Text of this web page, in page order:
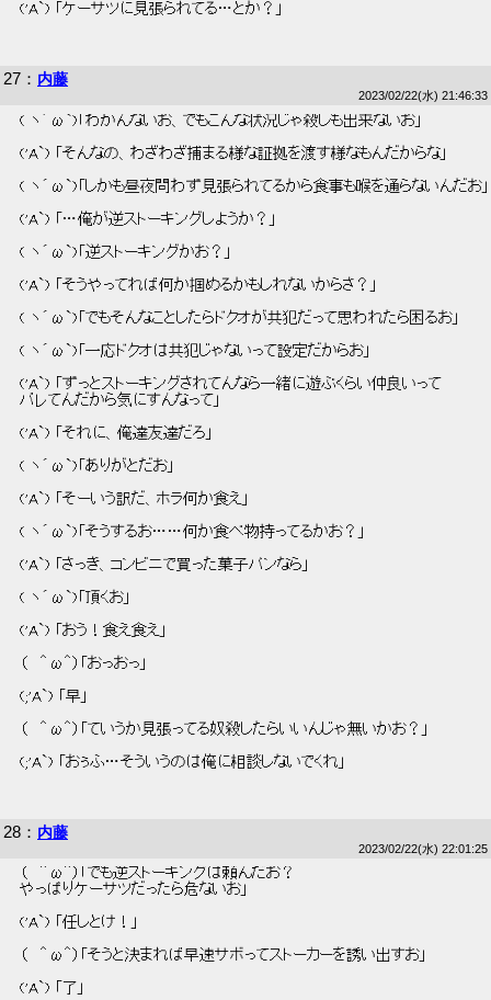
('A`) 「ケーサツに見張られてる…とか？」
27 ： 内藤
2023/02/22(水) 21:46:33
( ヽ´ω`)「わかんないお、でもこんな状況じゃ殺しも出来ないお」
('A`) 「そんなの、わざわざ捕まる様な証拠を渡す様なもんだからな」
( ヽ´ω`)「しかも昼夜問わず見張られてるから食事も喉を通らないんだお
('A`) 「…俺が逆ストーキングしようか？」
( ヽ´ω`)「逆ストーキングかお？」
('A`) 「そうやってれば何か掴めるかもしれないからさ？」
( ヽ´ω`)「でもそんなことしたらドクオが共犯だって思われたら困るお」
( ヽ´ω`)「一応ドクオは共犯じゃないって設定だからお」
('A`) 「ずっとストーキングされてんなら一緒に遊ぶくらい仲良いって
バレてんだから気にすんなって」
('A`) 「それに、俺達友達だろ」
( ヽ´ω`)「ありがとだお」
('A`) 「そーいう訳だ、ホラ何か食え」
( ヽ´ω`)「そうするお……何か食べ物持ってるかお？」
('A`) 「さっき、コンビニで買った菓子パンなら」
( ヽ´ω`)「頂くお」
('A`) 「おう！食え食え」
（   ＾ω＾）「おっおっ」
(;'A`) 「早」
（   ＾ω＾）「ていうか見張ってる奴殺したらいいんじゃ無いかお？」
(;'A`) 「おぅふ…そういうのは俺に相談しないでくれ」
28 ： 内藤
2023/02/22(水) 22:01:25
（   ＾ω＾）「でも逆ストーキングは頼んだお？
やっぱりケーサツだったら危ないお」
('A`) 「任しとけ！」
（   ＾ω＾）「そうと決まれば早速サボってストーカーを誘い出すお」
('A`) 「了」